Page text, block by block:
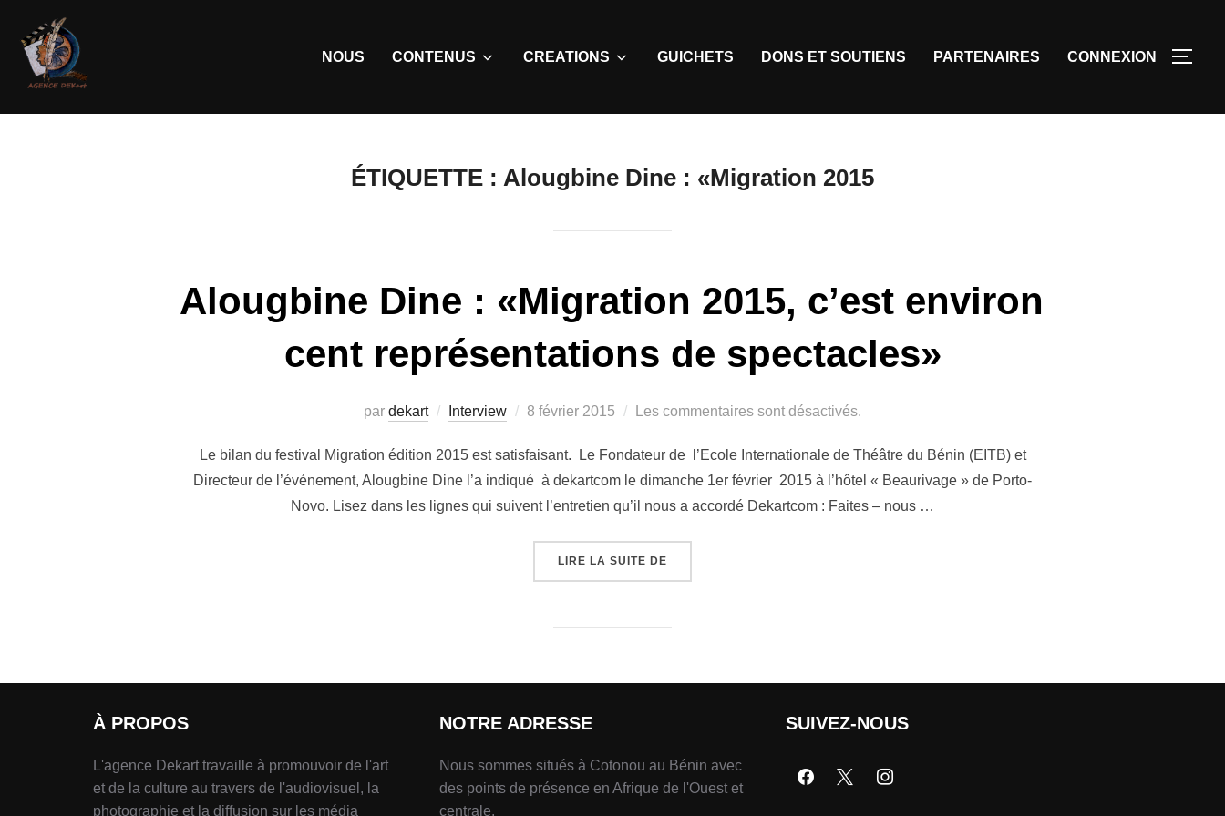
NOUS CONTENUS CREATIONS GUICHETS DONS ET SOUTIENS PARTENAIRES CONNEXION
ÉTIQUETTE : Alougbine Dine : «Migration 2015
Alougbine Dine : «Migration 2015, c’est environ
cent représentations de spectacles»
par dekart Interview 8 février 2015 Les commentaires sont désactivés.
Le bilan du festival Migration édition 2015 est satisfaisant. Le Fondateur de l’Ecole Internationale de Théâtre du Bénin (EITB) et
Directeur de l’événement, Alougbine Dine l’a indiqué à dekartcom le dimanche 1er février 2015 à l’hôtel « Beaurivage » de Porto-
Novo. Lisez dans les lignes qui suivent l’entretien qu’il nous a accordé Dekartcom : Faites – nous …
LIRE LA SUITE DE
À PROPOS
L'agence Dekart travaille à promouvoir de l'art
et de la culture au travers de l'audiovisuel, la
photographie et la diffusion sur les média
NOTRE ADRESSE
Nous sommes situés à Cotonou au Bénin avec
des points de présence en Afrique de l'Ouest et
centrale.
SUIVEZ-NOUS